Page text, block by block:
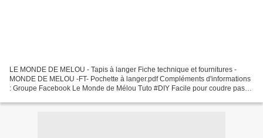
LE MONDE DE MELOU - Tapis à langer Fiche technique et fournitures -
MONDE DE MELOU -FT- Pochette à langer.pdf Compléments d'informations
: Groupe Facebook Le Monde de Mélou Tuto #DIY Facile pour coudre pas-à-